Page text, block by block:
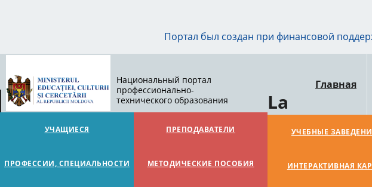
Портал был создан при финансовой
Национальный портал
профессионально-
технического образования
Главная
УЧАЩИЕСЯ
ПРОФЕССИИ, СПЕЦИАЛЬНОСТИ
ПРЕПОДАВАТЕЛИ
МЕТОДИЧЕСКИЕ ПОСОБИЯ
УЧЕБНЫЕ
ИНТЕРАКТИВНАЯ
La